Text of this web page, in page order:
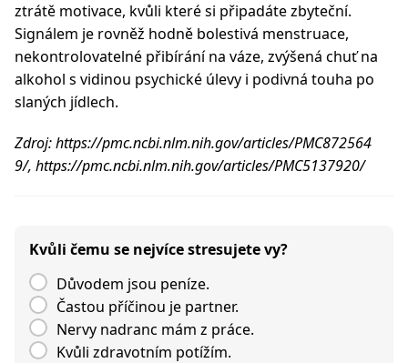
ztrátě motivace, kvůli které si připadáte zbyteční.
Signálem je rovněž hodně bolestivá menstruace,
nekontrolovatelné přibírání na váze, zvýšená chuť na
alkohol s vidinou psychické úlevy i podivná touha po
slaných jídlech.
Zdroj: https://pmc.ncbi.nlm.nih.gov/articles/PMC872564
9/, https://pmc.ncbi.nlm.nih.gov/articles/PMC5137920/
Kvůli čemu se nejvíce stresujete vy?
Důvodem jsou peníze.
Častou příčinou je partner.
Nervy nadranc mám z práce.
Kvůli zdravotním potížím.